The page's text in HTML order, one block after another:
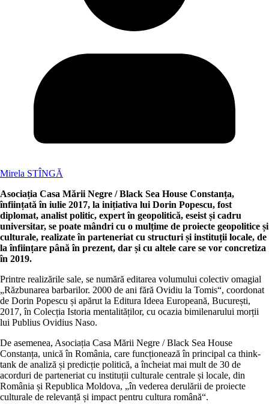
Mirela STÎNGĂ
Asociația Casa Mării Negre / Black Sea House Constanța,
înființată în iulie 2017, la inițiativa lui Dorin Popescu, fost
diplomat, analist politic, expert în geopolitică, eseist și cadru
universitar, se poate mândri cu o mulțime de proiecte geopolitice și
culturale, realizate în parteneriat cu structuri și instituții locale, de
la înființare până în prezent, dar și cu altele care se vor concretiza
în 2019.
Printre realizările sale, se numără editarea volumului colectiv omagial
„Răzbunarea barbarilor. 2000 de ani fără Ovidiu la Tomis“, coordonat
de Dorin Popescu și apărut la Editura Ideea Europeană, București,
2017, în Colecția Istoria mentalităților, cu ocazia bimilenarului morții
lui Publius Ovidius Naso.
De asemenea, Asociația Casa Mării Negre / Black Sea House
Constanța, unică în România, care funcționează în principal ca think-
tank de analiză și predicție politică, a încheiat mai mult de 30 de
acorduri de parteneriat cu instituții culturale centrale și locale, din
România și Republica Moldova, „în vederea derulării de proiecte
culturale de relevanță și impact pentru cultura română“.